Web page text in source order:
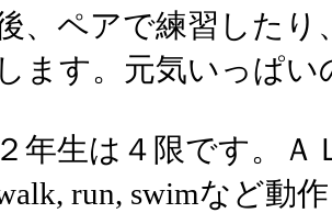
、ペアで練習したり
します。元気いっぱい
２年生は４限です。
run, swimなど動